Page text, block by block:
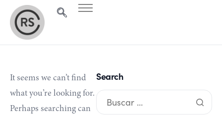
Recursos
Newsletter
Suscripción
It seems we can’t find
what you’re looking for.
Perhaps searching can
Search